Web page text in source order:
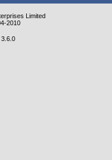
Limited
2010